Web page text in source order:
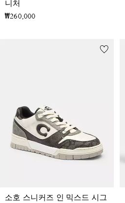
니처
₩260,000
소호 스니커즈 인 믹스드 시그